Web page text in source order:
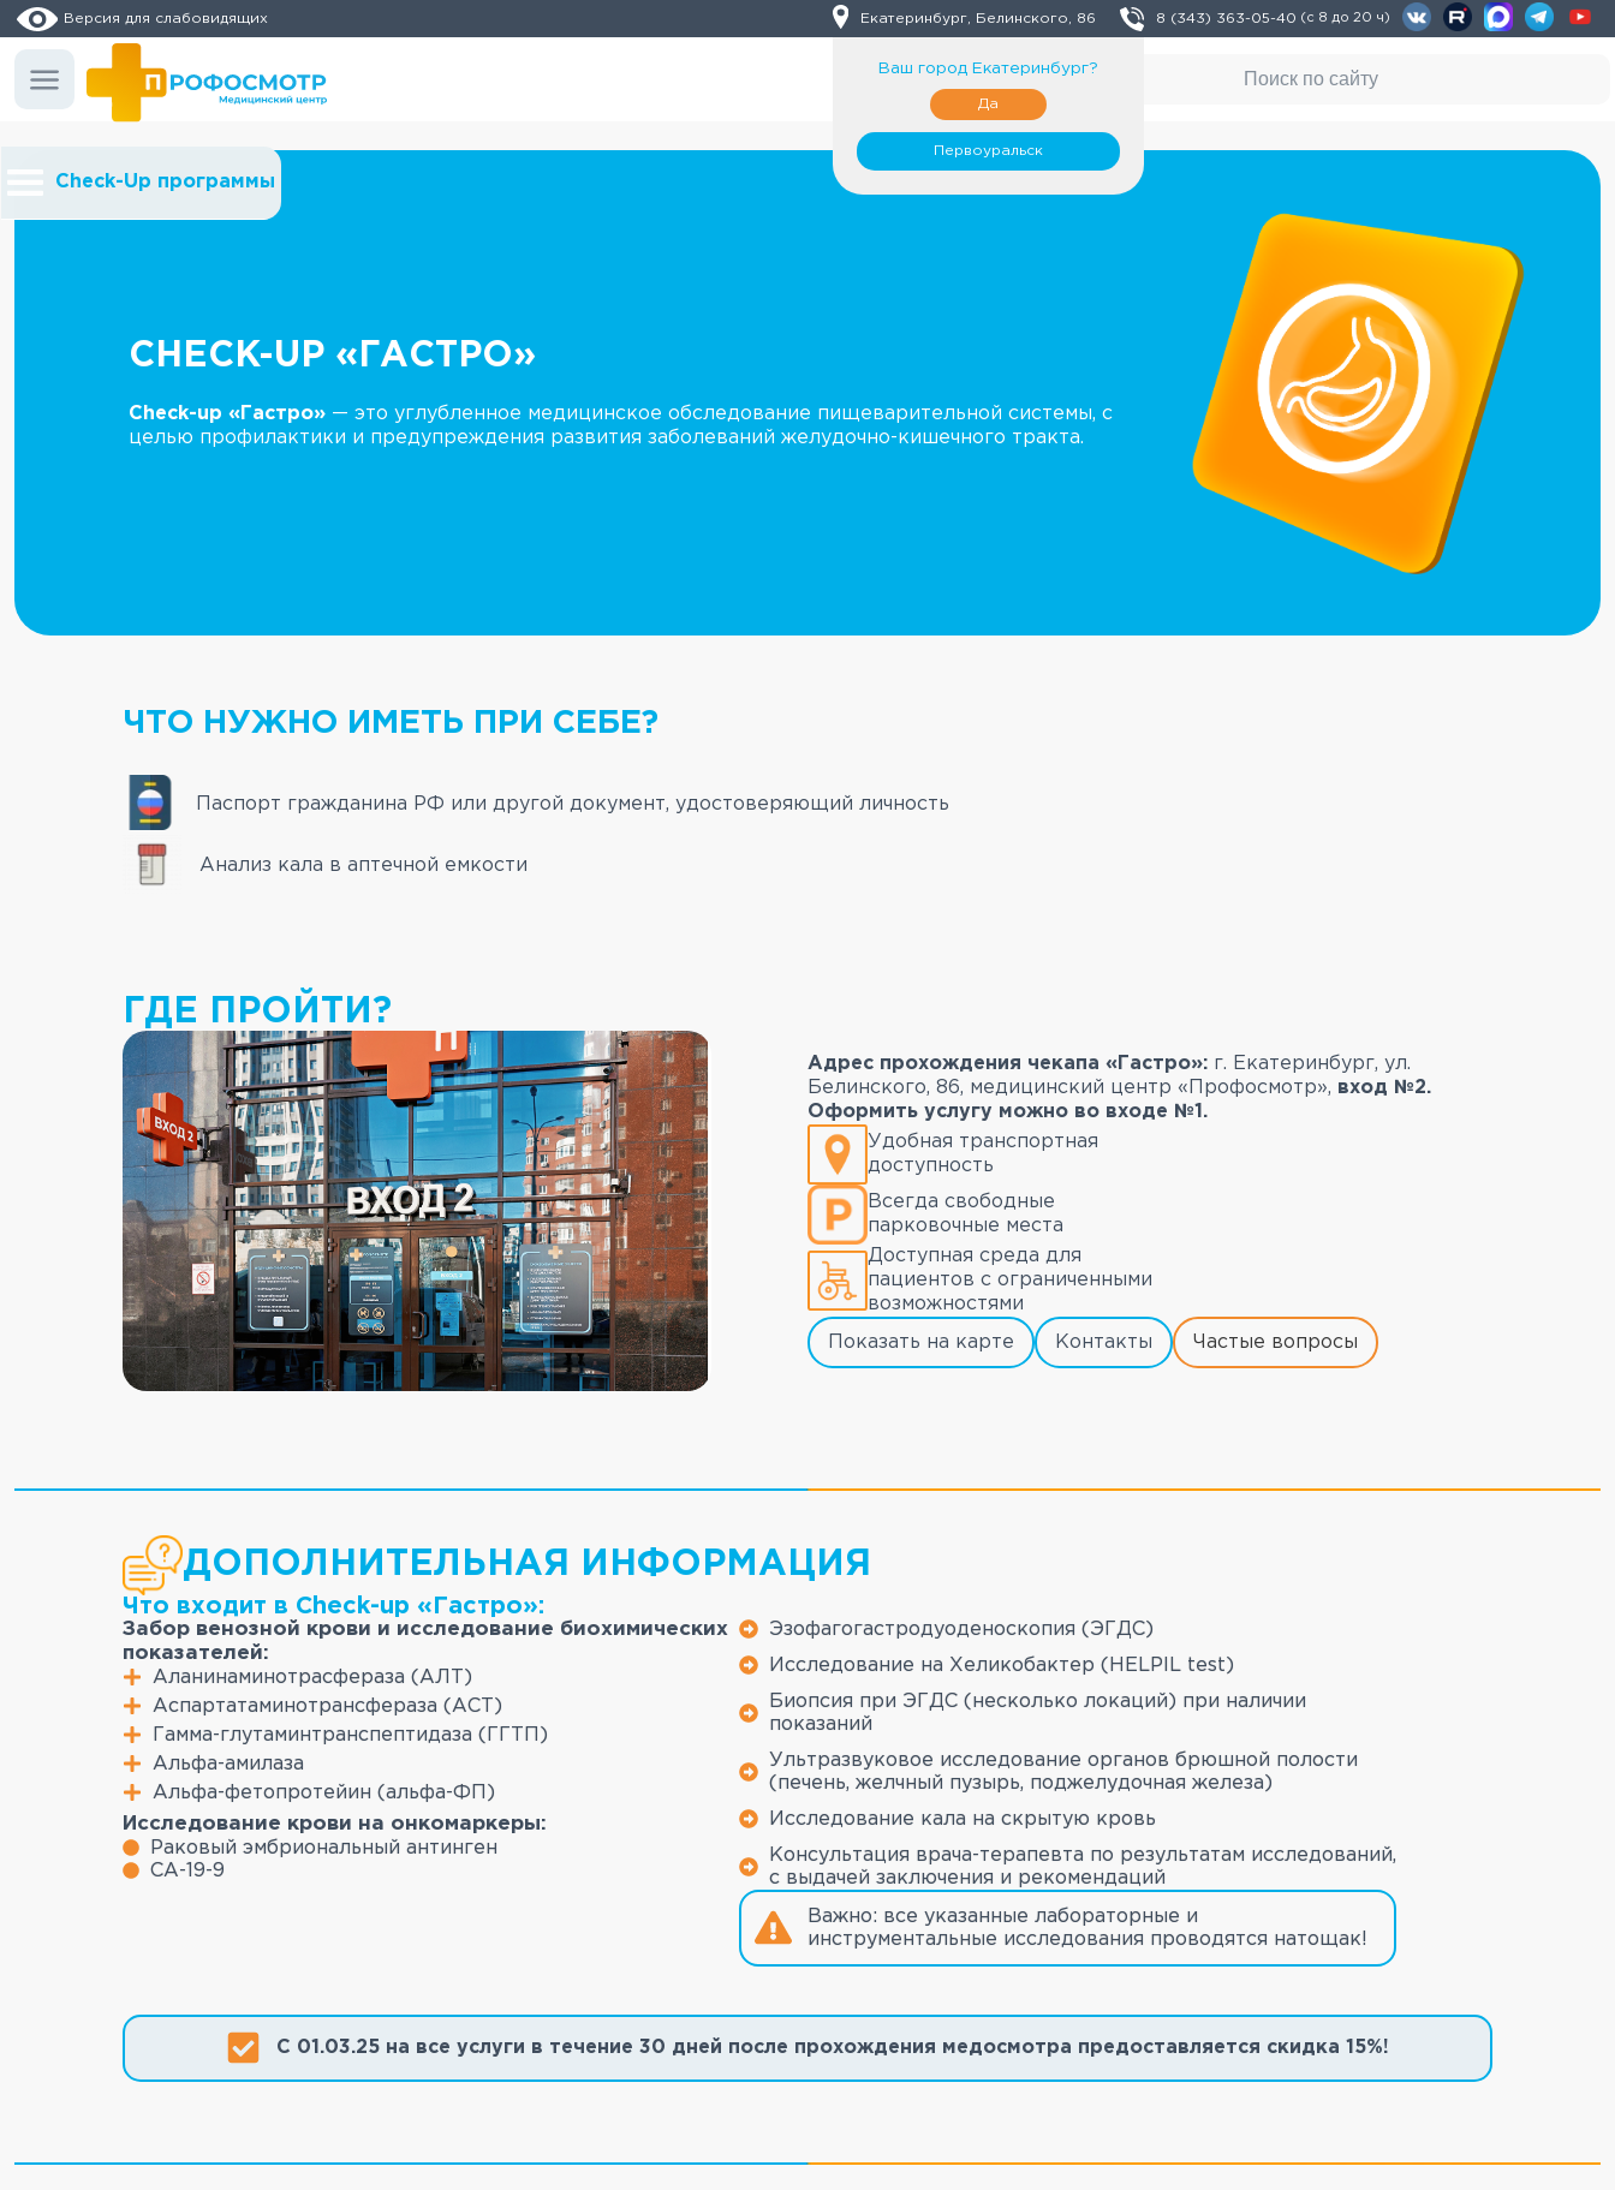
Версия для слабовидящих Екатеринбург, Белинского, 86
Ваш город Екатеринбург?
Да
Первоуральск
8 (343) 363-05-40 (с 8 до 20 ч)
Check-Up программы
CHECK-UP «ГАСТРО»
Check-up «Гастро» — это углубленное медицинское обследование пищеварительной системы, с
целью профилактики и предупреждения развития заболеваний желудочно-кишечного тракта.
ЧТО НУЖНО ИМЕТЬ ПРИ СЕБЕ?
Паспорт гражданина РФ или другой документ, удостоверяющий личность
Анализ кала в аптечной емкости
ГДЕ ПРОЙТИ?
Адрес прохождения чекапа «Гастро»: г. Екатеринбург, ул.
Белинского, 86, медицинский центр «Профосмотр», вход №2.
Оформить услугу можно во входе №1.
Удобная транспортная
доступность
Всегда свободные
парковочные места
Доступная среда для
пациентов с ограниченными
возможностями
Показать на карте Контакты Частые вопросы
ДОПОЛНИТЕЛЬНАЯ ИНФОРМАЦИЯ
Что входит в Cheсk-up «Гастро»:
Забор венозной крови и исследование биохимических
показателей:
Аланинаминотрасфераза (АЛТ)
Аспартатаминотрансфераза (АСТ)
Гамма-глутаминтранспептидаза (ГГТП)
Альфа-амилаза
Альфа-фетопротейин (альфа-ФП)
Исследование крови на онкомаркеры:
Раковый эмбриональный антинген
СА-19-9
Эзофагогастродуоденоскопия (ЭГДС)
Исследование на Хеликобактер (HELPIL test)
Биопсия при ЭГДС (несколько локаций) при наличии
показаний
Ультразвуковое исследование органов брюшной полости
(печень, желчный пузырь, поджелудочная железа)
Исследование кала на скрытую кровь
Консультация врача-терапевта по результатам исследований,
с выдачей заключения и рекомендаций
Важно: все указанные лабораторные и
инструментальные исследования проводятся натощак!
С 01.03.25 на все услуги в течение 30 дней после прохождения медосмотра предоставляется скидка 15%!